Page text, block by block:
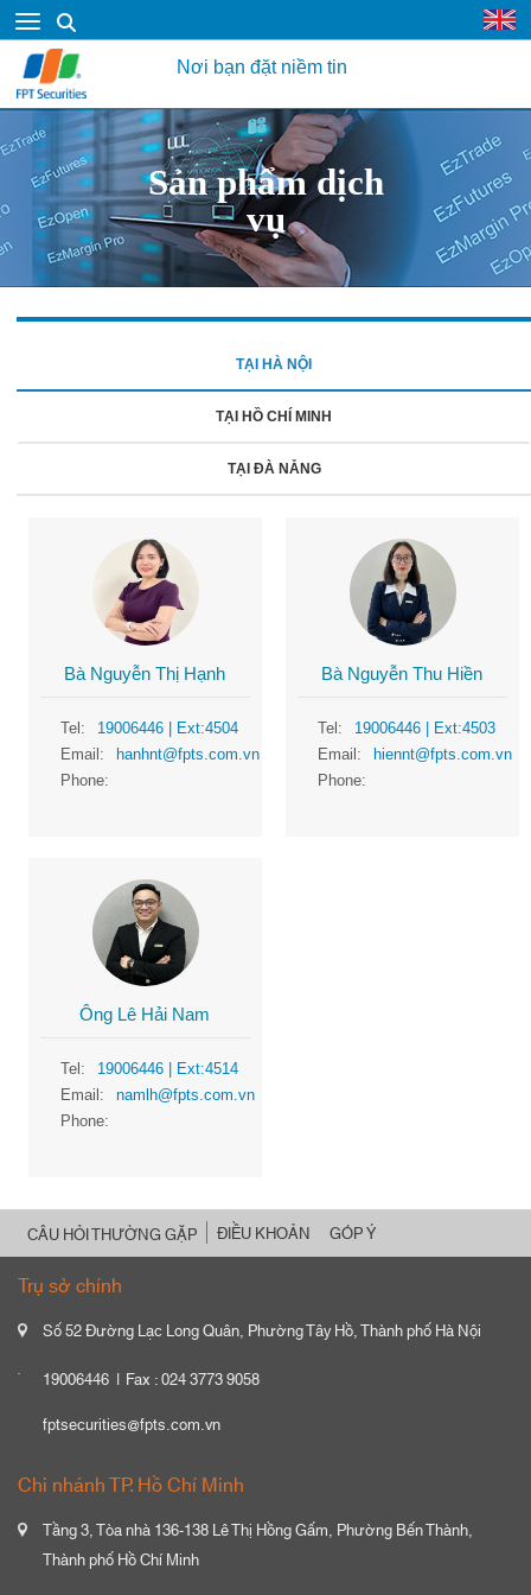
Nơi bạn đặt niềm tin
Sản phẩm dịch
vụ
TẠI HÀ NỘI
TẠI HỒ CHÍ MINH
TẠI ĐÀ NẴNG
Bà Nguyễn Thị Hạnh
Tel: 19006446
| Ext:4504
Email:
hanhnt@fpts.com.vn
Phone:
Bà Nguyễn Thu Hiền
Tel: 19006446
| Ext:4503
Email:
hiennt@fpts.com.vn
Phone:
Ông Lê Hải Nam
Tel: 19006446
| Ext:4514
Email:
namlh@fpts.com.vn
Phone:
CÂU HỎI THƯỜNG GẶP ĐIỀU KHOẢN GÓP Ý
Trụ sở chính
Số 52 Đường Lạc Long Quân, Phường Tây Hồ, Thành phố Hà Nội
19006446
Fax : 024 3773 9058
fptsecurities@fpts.com.vn
Chi nhánh TP. Hồ Chí Minh
Tầng 3, Tòa nhà 136-138 Lê Thị Hồng Gấm, Phường Bến Thành,
Thành phố Hồ Chí Minh